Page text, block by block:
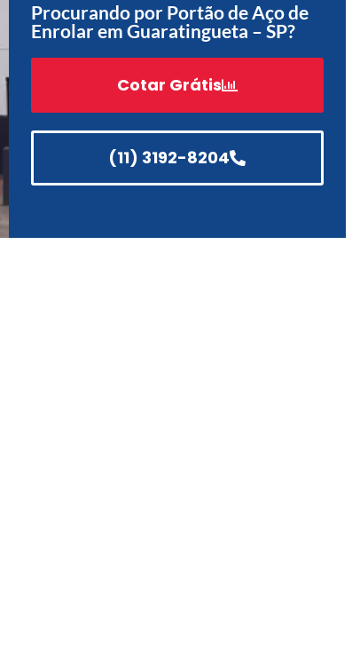
Procurando por Portão de Aço de
Enrolar em Guaratingueta – SP?
Cotar Grátis
(11) 3192-8204